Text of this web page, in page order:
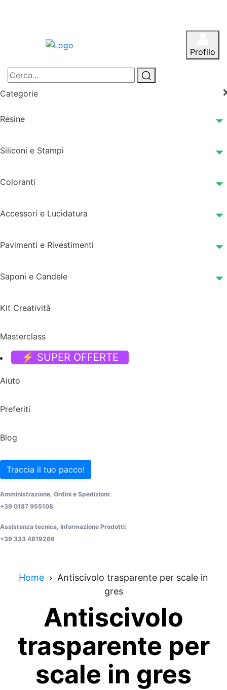
Profilo
Categorie
Resine
Siliconi e Stampi
Coloranti
Accessori e Lucidatura
Pavimenti e Rivestimenti
Saponi e Candele
Kit Creatività
Masterclass
⚡ SUPER OFFERTE
Aiuto
Preferiti
Blog
Traccia il tuo pacco!
Amministrazione, Ordini e Spedizioni:
+39 0187 955108
Assistenza tecnica, Informazione Prodotti:
+39 333 4819266
Home
Antiscivolo trasparente per scale in
gres
Antiscivolo
trasparente per
scale in gres